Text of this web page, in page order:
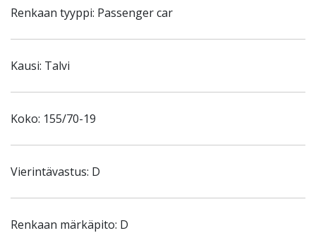
Renkaan tyyppi: Passenger car
Kausi: Talvi
Koko: 155/70-19
Vierintävastus: D
Renkaan märkäpito: D